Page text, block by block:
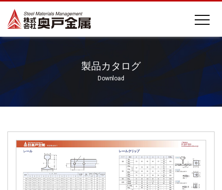
製品カタログ
Download